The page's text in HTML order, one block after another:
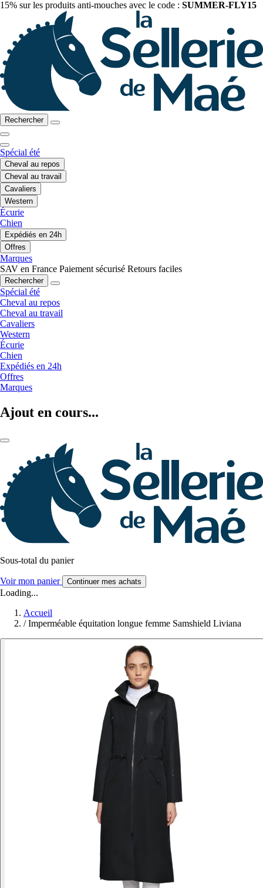
15% sur les produits anti-mouches avec le code : SUMMER-FLY15
Rechercher
Spécial été
Cheval au repos
Cheval au travail
Cavaliers
Western
Écurie
Chien
Expédiés en 24h
Offres
Marques
SAV en France Paiement sécurisé Retours faciles
Rechercher
Spécial été
Cheval au repos
Cheval au travail
Cavaliers
Western
Écurie
Chien
Expédiés en 24h
Offres
Marques
Ajout en cours...
Sous-total du panier
Voir mon panier Continuer mes achats
Loading...
Accueil
/ Imperméable équitation longue femme Samshield Liviana